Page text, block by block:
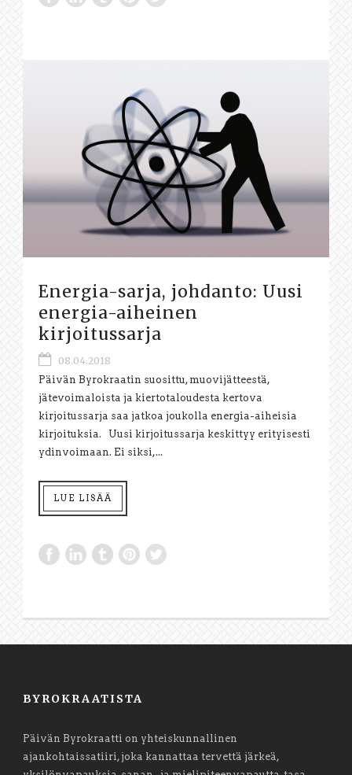
Energia-sarja, johdanto: Uusi
energia-aiheinen
kirjoitussarja
08.04.2018
Päivän Byrokraatin suosittu, muovijätteestä,
jätevoimaloista ja kiertotaloudesta kertova
kirjoitussarja saa jatkoa joukolla energia-aiheisia
kirjoituksia. Uusi kirjoitussarja keskittyy erityisesti
ydinvoimaan. Ei siksi,...
LUE LISÄÄ
BYROKRAATISTA
Päivän Byrokraatti on yhteiskunnallinen
ajankohtaissatiiri, joka kannattaa tervettä järkeä,